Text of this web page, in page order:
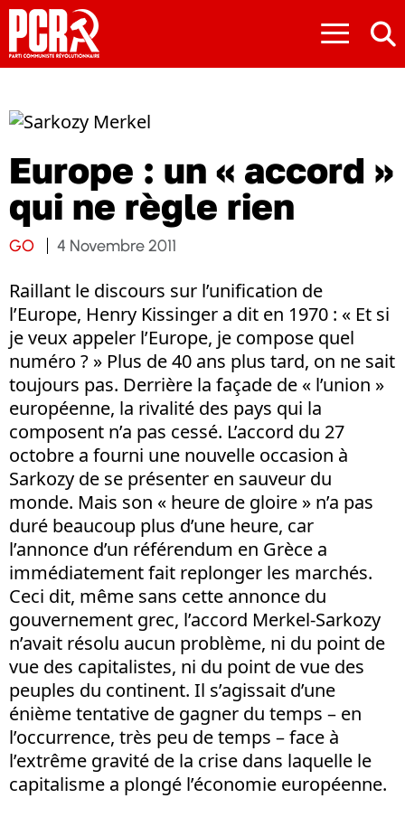
≡
Europe : un « accord »
qui ne règle rien
GO 4 Novembre 2011
Raillant le discours sur l’unification de
l’Europe, Henry Kissinger a dit en 1970 : « Et si
je veux appeler l’Europe, je compose quel
numéro ? » Plus de 40 ans plus tard, on ne sait
toujours pas. Derrière la façade de « l’union »
européenne, la rivalité des pays qui la
composent n’a pas cessé. L’accord du 27
octobre a fourni une nouvelle occasion à
Sarkozy de se présenter en sauveur du
monde. Mais son « heure de gloire » n’a pas
duré beaucoup plus d’une heure, car
l’annonce d’un référendum en Grèce a
immédiatement fait replonger les marchés.
Ceci dit, même sans cette annonce du
gouvernement grec, l’accord Merkel-Sarkozy
n’avait résolu aucun problème, ni du point de
vue des capitalistes, ni du point de vue des
peuples du continent. Il s’agissait d’une
énième tentative de gagner du temps – en
l’occurrence, très peu de temps – face à
l’extrême gravité de la crise dans laquelle le
capitalisme a plongé l’économie européenne.